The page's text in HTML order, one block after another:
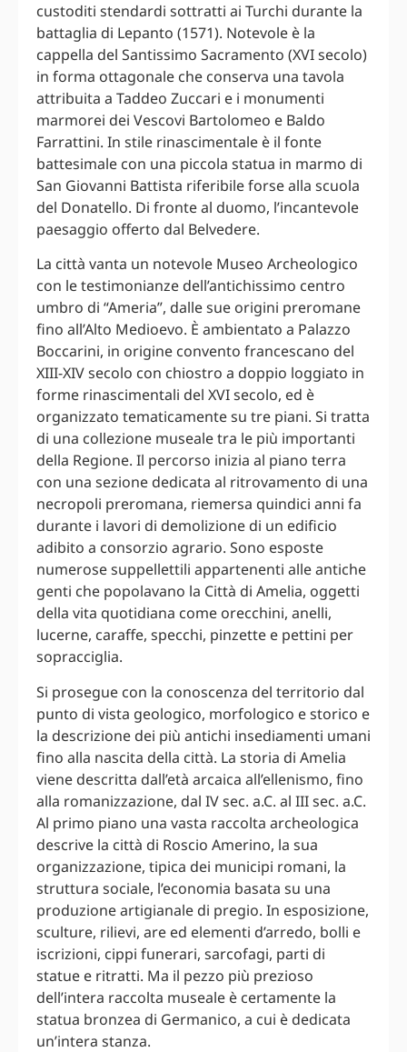
custoditi stendardi sottratti ai Turchi durante la
battaglia di Lepanto (1571). Notevole è la
cappella del Santissimo Sacramento (XVI secolo)
in forma ottagonale che conserva una tavola
attribuita a Taddeo Zuccari e i monumenti
marmorei dei Vescovi Bartolomeo e Baldo
Farrattini. In stile rinascimentale è il fonte
battesimale con una piccola statua in marmo di
San Giovanni Battista riferibile forse alla scuola
del Donatello. Di fronte al duomo, l’incantevole
paesaggio offerto dal Belvedere.
La città vanta un notevole Museo Archeologico
con le testimonianze dell’antichissimo centro
umbro di “Ameria”, dalle sue origini preromane
fino all’Alto Medioevo. È ambientato a Palazzo
Boccarini, in origine convento francescano del
XIII-XIV secolo con chiostro a doppio loggiato in
forme rinascimentali del XVI secolo, ed è
organizzato tematicamente su tre piani. Si tratta
di una collezione museale tra le più importanti
della Regione. Il percorso inizia al piano terra
con una sezione dedicata al ritrovamento di una
necropoli preromana, riemersa quindici anni fa
durante i lavori di demolizione di un edificio
adibito a consorzio agrario. Sono esposte
numerose suppellettili appartenenti alle antiche
genti che popolavano la Città di Amelia, oggetti
della vita quotidiana come orecchini, anelli,
lucerne, caraffe, specchi, pinzette e pettini per
sopracciglia.
Si prosegue con la conoscenza del territorio dal
punto di vista geologico, morfologico e storico e
la descrizione dei più antichi insediamenti umani
fino alla nascita della città. La storia di Amelia
viene descritta dall’età arcaica all’ellenismo, fino
alla romanizzazione, dal IV sec. a.C. al III sec. a.C.
Al primo piano una vasta raccolta archeologica
descrive la città di Roscio Amerino, la sua
organizzazione, tipica dei municipi romani, la
struttura sociale, l’economia basata su una
produzione artigianale di pregio. In esposizione,
sculture, rilievi, are ed elementi d’arredo, bolli e
iscrizioni, cippi funerari, sarcofagi, parti di
statue e ritratti. Ma il pezzo più prezioso
dell’intera raccolta museale è certamente la
statua bronzea di Germanico, a cui è dedicata
un’intera stanza.